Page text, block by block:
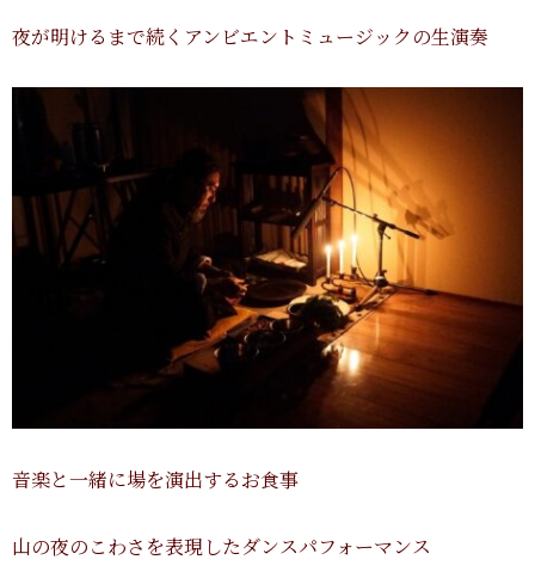
夜が明けるまで続くアンビエントミュージックの生演奏
音楽と一緒に場を演出するお食事
山の夜のこわさを表現したダンスパフォーマンス